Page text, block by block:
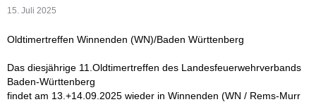
15. Juli 2025
Oldtimertreffen Winnenden (WN)/Baden Württenberg
Das diesjährige 11.Oldtimertreffen des Landesfeuerwehrverbands
Baden-Württenberg
findet am 13.+14.09.2025 wieder in Winnenden (WN / Rems-Murr